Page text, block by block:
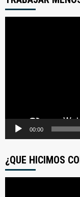
00:00
¿QUE HICIMOS